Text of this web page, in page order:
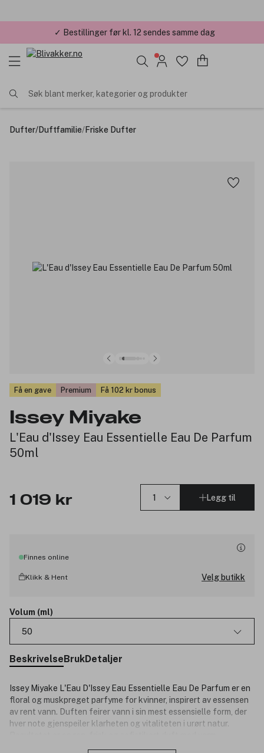
✓ Årets Nettbutikk 2026 og 2025
Søk blant merker, kategorier og produkter
Dufter/Duftfamilie/Friske Dufter
Få en gave Premium Få 102 kr bonus
Issey Miyake
L'Eau d'Issey Eau Essentielle Eau De Parfum
50ml
1 019 kr Legg til
Finnes online
Klikk & Hent Velg butikk
Volum (ml)
50
Beskrivelse BrukDetaljer
Issey Miyake L'Eau D'Issey Eau Essentielle Eau De Parfum er en
floral og muskpreget parfyme for kvinner, inspirert av essensen
av rent vann. Duften feirer vann i sin mest essensielle form, der
hver note gjenspeiler klarheten og vitaliteten i urørt natur.
eleganse. L'Eau D'Issey Eau Essentielle Eau De Parfum er